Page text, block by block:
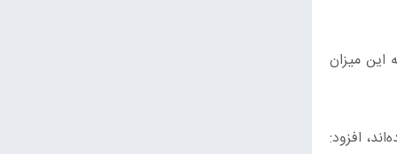
که این میزان
افزود: